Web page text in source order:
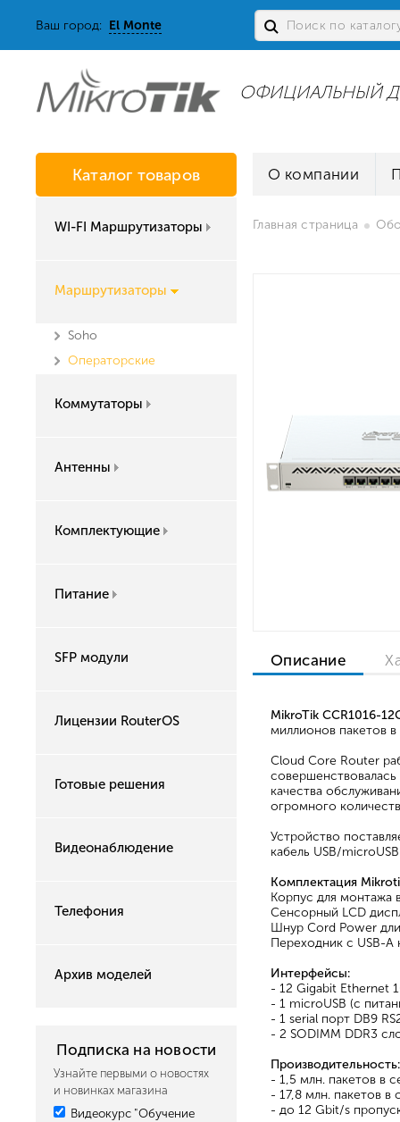
Ваш город: El Monte
ОФИЦИАЛЬНЫЙ
Каталог товаров
WI-FI Маршрутизаторы
Маршрутизаторы
Soho
Операторские
Коммутаторы
Антенны
Комплектующие
Питание
SFP модули
Лицензии RouterOS
Готовые решения
Видеонаблюдение
Телефония
Архив моделей
Подписка на новости
Узнайте первыми о новостях
и новинках магазина
Видеокурс "Обучение
О компании
Главная страница
Описание
MikroTik CCR1016-
миллионов пакетов
Cloud Core Router
качества
огромного
Устройство
кабель USB/
Комплектация
Корпус для монтажа
Сенсорный LCD
Шнур Сord Power
Переходник с USB-A
Интерфейсы:
- 12 Gigabit Ethernet
- 1 microUSB (с
- 1 serial порт DB9
- 2 SODIMM DDR3
Производительность:
- 1,5 млн. пакетов в
- 17,8 млн. пакетов в
- до 12 Gbit/s